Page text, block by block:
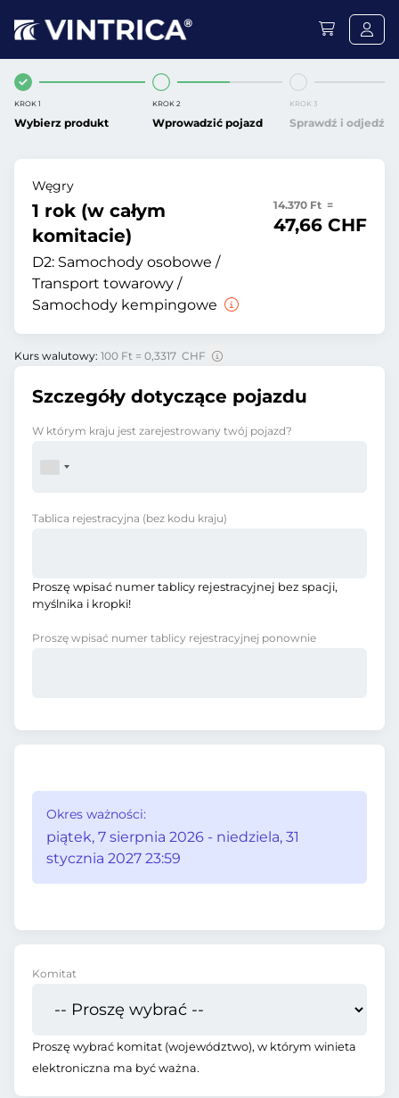
KROK 1
Wybierz produkt
KROK 2
Wprowadzić pojazd
KROK 3
Sprawdź i odjedź
Węgry
1 rok (w całym
komitacie)
D2: Samochody osobowe /
Transport towarowy /
Samochody kempingowe
14.370 Ft =
47,66 CHF
Kurs walutowy: 100 Ft = 0,3317 CHF
Szczegóły dotyczące pojazdu
W którym kraju jest zarejestrowany twój pojazd?
Tablica rejestracyjna (bez kodu kraju)
Proszę wpisać numer tablicy rejestracyjnej bez spacji,
myślnika i kropki!
Proszę wpisać numer tablicy rejestracyjnej ponownie
Okres ważności:
piątek, 7 sierpnia 2026 - niedziela, 31
stycznia 2027 23:59
Komitat
Proszę wybrać komitat (województwo), w którym winieta
elektroniczna ma być ważna.